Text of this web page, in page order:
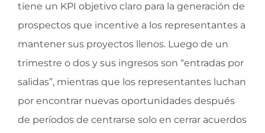
tiene un KPI objetivo claro para la generación de
prospectos que incentive a los representantes a
mantener sus proyectos llenos. Luego de un
trimestre o dos y sus ingresos son “entradas por
salidas”, mientras que los representantes luchan
por encontrar nuevas oportunidades después
de períodos de centrarse solo en cerrar acuerdos